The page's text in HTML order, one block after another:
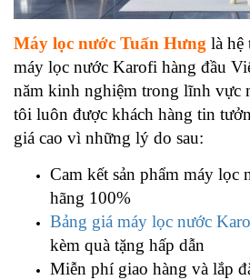
Máy lọc nước Tuấn Hưng là hệ
máy lọc nước Karofi hàng đầu
năm kinh nghiệm trong lĩnh vực
tôi luôn được khách hàng tin
giá cao vì những lý do sau:
Cam kết sản phẩm máy lọc
hãng 100%
Bảng giá máy lọc nước
kèm quà tặng hấp dẫn
Miễn phí giao hàng và lắp